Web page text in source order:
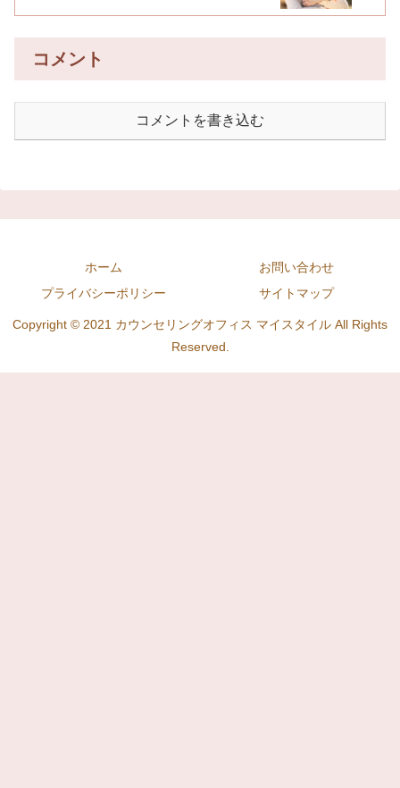
コメント
コメントを書き込む
ホーム
お問い合わせ
プライバシーポリシー
サイトマップ
Copyright © 2021 カウンセリングオフィス マイスタイル All Rights
Reserved.